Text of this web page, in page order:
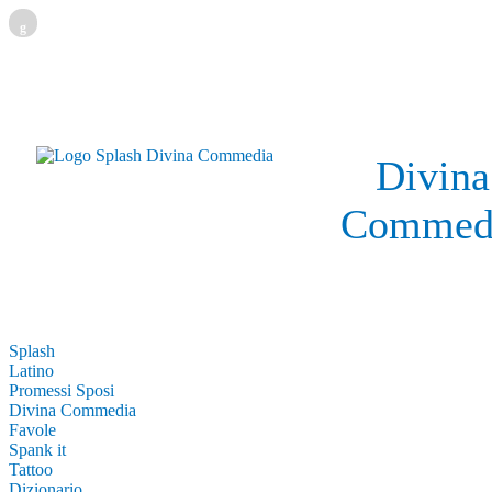
g
Divina
Splash
Latino
Promessi Sposi
Divina Commedia
Favole
Spank it
Tattoo